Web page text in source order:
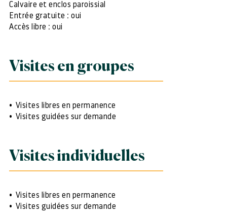
Calvaire et enclos paroissial
Entrée gratuite : oui
Accès libre : oui
Visites en groupes
Visites libres en permanence
Visites guidées sur demande
Visites individuelles
Visites libres en permanence
Visites guidées sur demande